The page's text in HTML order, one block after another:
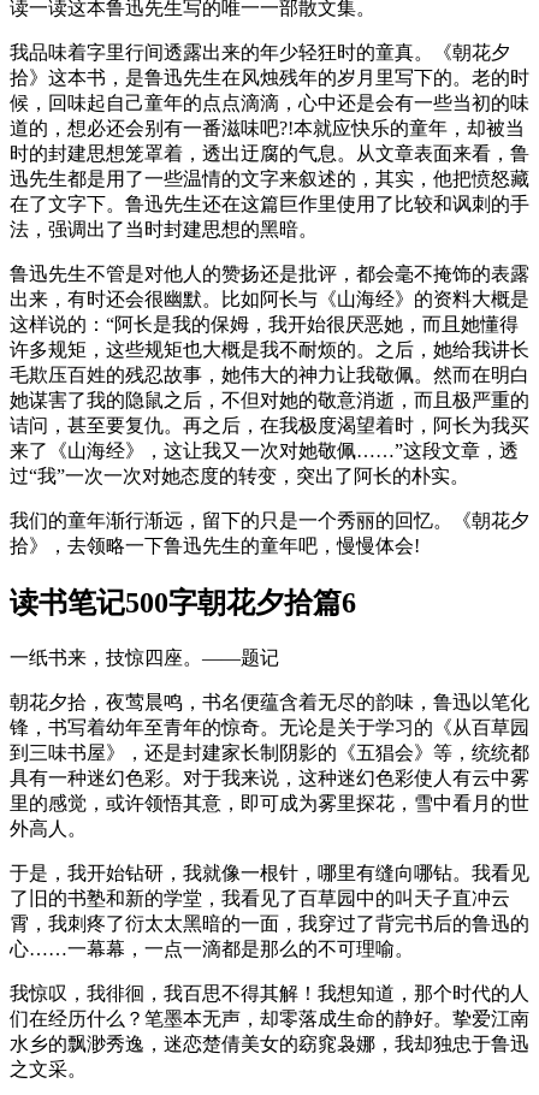
读一读这本鲁迅先生写的唯一一部散文集。
我品味着字里行间透露出来的年少轻狂时的童真。《朝花夕
拾》这本书，是鲁迅先生在风烛残年的岁月里写下的。老的时
候，回味起自己童年的点点滴滴，心中还是会有一些当初的味
道的，想必还会别有一番滋味吧?!本就应快乐的童年，却被当
时的封建思想笼罩着，透出迂腐的气息。从文章表面来看，鲁
迅先生都是用了一些温情的文字来叙述的，其实，他把愤怒藏
在了文字下。鲁迅先生还在这篇巨作里使用了比较和讽刺的手
法，强调出了当时封建思想的黑暗。
鲁迅先生不管是对他人的赞扬还是批评，都会毫不掩饰的表露
出来，有时还会很幽默。比如阿长与《山海经》的资料大概是
这样说的：“阿长是我的保姆，我开始很厌恶她，而且她懂得
许多规矩，这些规矩也大概是我不耐烦的。之后，她给我讲长
毛欺压百姓的残忍故事，她伟大的神力让我敬佩。然而在明白
她谋害了我的隐鼠之后，不但对她的敬意消逝，而且极严重的
诘问，甚至要复仇。再之后，在我极度渴望着时，阿长为我买
来了《山海经》，这让我又一次对她敬佩……”这段文章，透
过“我”一次一次对她态度的转变，突出了阿长的朴实。
我们的童年渐行渐远，留下的只是一个秀丽的回忆。《朝花夕
拾》，去领略一下鲁迅先生的童年吧，慢慢体会!
读书笔记500字朝花夕拾篇6
一纸书来，技惊四座。——题记
朝花夕拾，夜莺晨鸣，书名便蕴含着无尽的韵味，鲁迅以笔化
锋，书写着幼年至青年的惊奇。无论是关于学习的《从百草园
到三味书屋》，还是封建家长制阴影的《五猖会》等，统统都
具有一种迷幻色彩。对于我来说，这种迷幻色彩使人有云中雾
里的感觉，或许领悟其意，即可成为雾里探花，雪中看月的世
外高人。
于是，我开始钻研，我就像一根针，哪里有缝向哪钻。我看见
了旧的书塾和新的学堂，我看见了百草园中的叫天子直冲云
霄，我刺疼了衍太太黑暗的一面，我穿过了背完书后的鲁迅的
心……一幕幕，一点一滴都是那么的不可理喻。
我惊叹，我徘徊，我百思不得其解！我想知道，那个时代的人
们在经历什么？笔墨本无声，却零落成生命的静好。挚爱江南
水乡的飘渺秀逸，迷恋楚倩美女的窈窕袅娜，我却独忠于鲁迅
之文采。